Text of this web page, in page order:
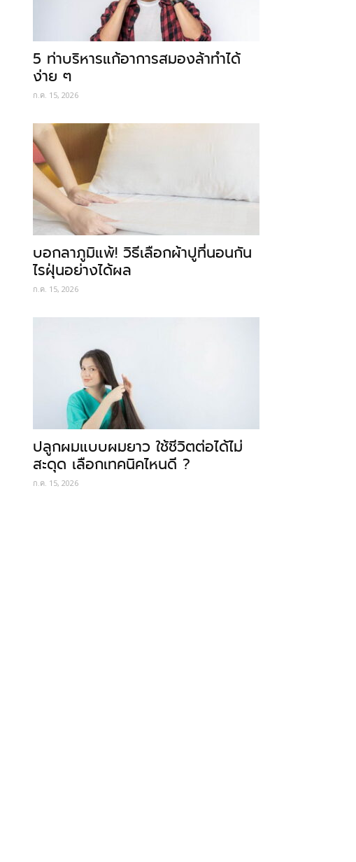
5 ท่าบริหารแก้อาการสมองล้าทำได้
ง่าย ๆ
ก.ค. 15, 2026
บอกลาภูมิแพ้! วิธีเลือกผ้าปูที่นอนกัน
ไรฝุ่นอย่างได้ผล
ก.ค. 15, 2026
ปลูกผมแบบผมยาว ใช้ชีวิตต่อได้ไม่
สะดุด เลือกเทคนิคไหนดี ?
ก.ค. 15, 2026